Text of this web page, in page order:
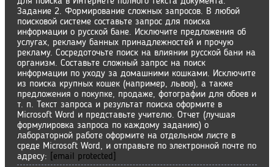
Задание 2. Формирование сложных запросов. В любой
поисковой системе составьте запрос для поиска
информации о русской бане. Исключите предложения об
услугах, рекламу банных принадлежностей и прочую
рекламу. Сосредоточьте поиск на влиянии русской бани на
организм. Составьте сложный запрос на поиск
информации по уходу за домашними кошками. Исключите
из поиска крупных кошек (например, львов), а также
предложения о покупке, продаже, фотографии для обоев и
т. п. Текст запроса и результат поиска оформите в
Microsoft Word и представьте учителю. Отчет (лучшая
формулировка запроса по каждому заданию) о
лабораторной работе оформите на отдельном листе в
среде Microsoft Word, и отправьте по электронной почте по
адресу:
[email protected]